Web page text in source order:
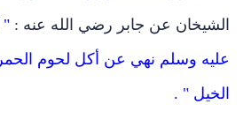
الشيخان عن جابر رضي الله عنه : "
عليه وسلم نهي عن أكل لحوم
الخيل " .